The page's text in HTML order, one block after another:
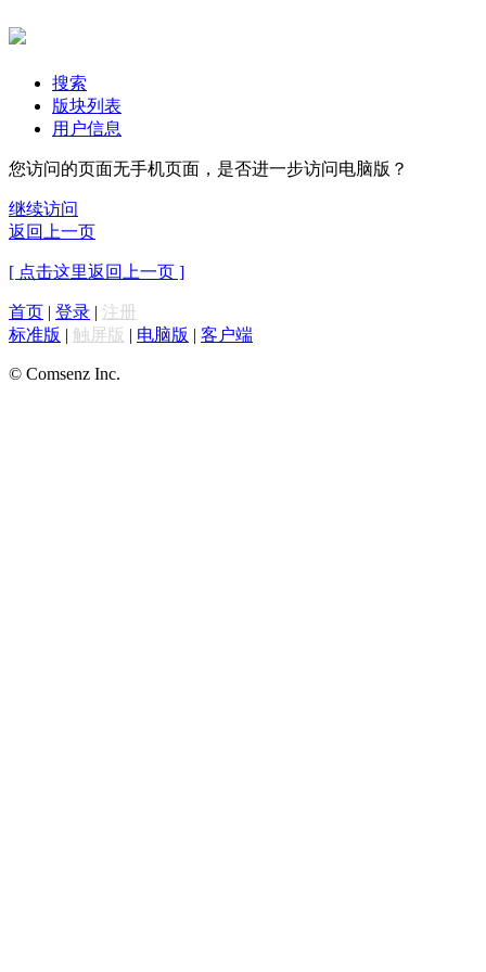
搜索
版块列表
用户信息
您访问的页面无手机页面，是否进一步访问电脑版？
继续访问
返回上一页
[ 点击这里返回上一页 ]
首页 | 登录 | 注册
标准版 | 触屏版 | 电脑版 | 客户端
© Comsenz Inc.